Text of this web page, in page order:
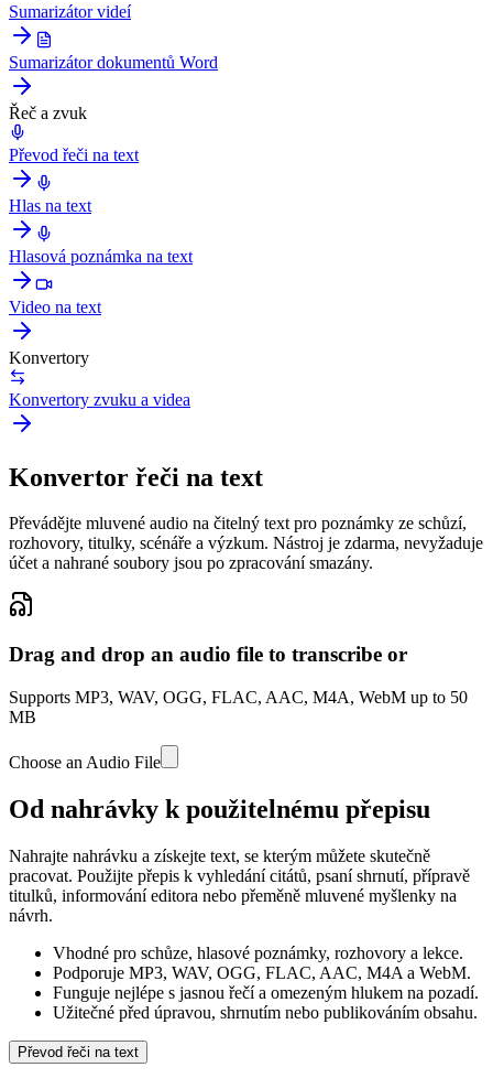
Sumarizátor videí
Sumarizátor dokumentů Word
Řeč a zvuk
Převod řeči na text
Hlas na text
Hlasová poznámka na text
Video na text
Konvertory
Konvertory zvuku a videa
Konvertor řeči na text
Převádějte mluvené audio na čitelný text pro poznámky ze schůzí,
rozhovory, titulky, scénáře a výzkum. Nástroj je zdarma, nevyžaduje
účet a nahrané soubory jsou po zpracování smazány.
Drag and drop an audio file to transcribe or
Supports MP3, WAV, OGG, FLAC, AAC, M4A, WebM up to 50
MB
Choose an Audio File
Od nahrávky k použitelnému přepisu
Nahrajte nahrávku a získejte text, se kterým můžete skutečně
pracovat. Použijte přepis k vyhledání citátů, psaní shrnutí, přípravě
titulků, informování editora nebo přeměně mluvené myšlenky na
návrh.
Vhodné pro schůze, hlasové poznámky, rozhovory a lekce.
Podporuje MP3, WAV, OGG, FLAC, AAC, M4A a WebM.
Funguje nejlépe s jasnou řečí a omezeným hlukem na pozadí.
Užitečné před úpravou, shrnutím nebo publikováním obsahu.
Převod řeči na text